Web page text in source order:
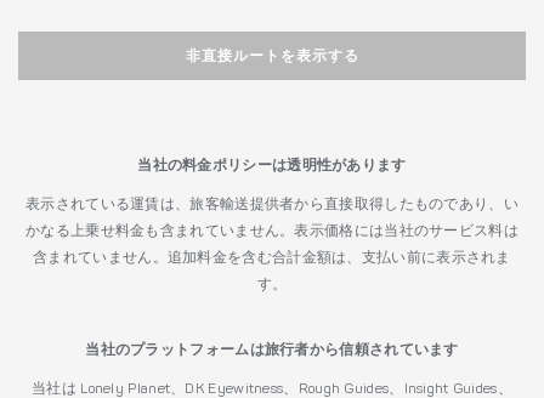
非直接ルートを表示する
当社の料金ポリシーは透明性があります
表示されている運賃は、旅客輸送提供者から直接取得したものであり、い
かなる上乗せ料金も含まれていません。表示価格には当社のサービス料は
含まれていません。追加料金を含む合計金額は、支払い前に表示されま
す。
当社のプラットフォームは旅行者から信頼されています
当社は Lonely Planet、DK Eyewitness、Rough Guides、Insight Guides、